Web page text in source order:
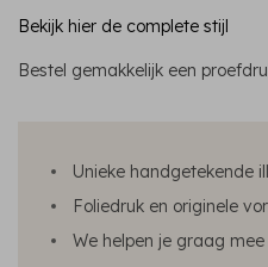
Bekijk hier de complete stijl
Bestel gemakkelijk een
Unieke handgetekende
Foliedruk en originele
We helpen je graag mee